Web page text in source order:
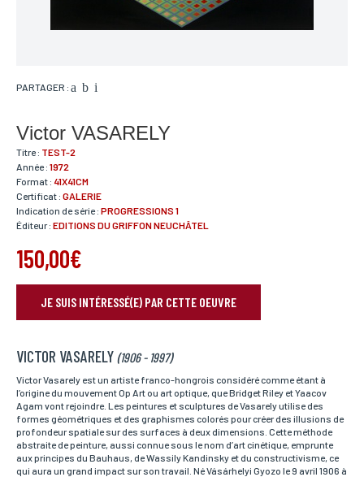
PARTAGER :
Victor VASARELY
Titre : TEST-2
Année : 1972
Format : 41X41CM
Certificat : GALERIE
Indication de série : PROGRESSIONS 1
Éditeur : EDITIONS DU GRIFFON NEUCHÂTEL
150,00€
JE SUIS INTÉRESSÉ(E) PAR CETTE OEUVRE
RÉSERVER VOTRE OEUVRE
Nom*
vous pouvez nous laisser vos nom et prénom.
Prénom*
Si vous souhaitez recevoir une réponse personnalisée,
vous pouvez nous laisser vos nom et prénom.
VICTOR VASARELY (1906 - 1997)
Victor Vasarely est un artiste franco-hongrois considéré comme étant à
l’origine du mouvement Op Art ou art optique, que Bridget Riley et Yaacov
Agam vont rejoindre. Les peintures et sculptures de Vasarely utilise des
formes géométriques et des graphismes colorés pour créer des illusions de
profondeur spatiale sur des surfaces à deux dimensions. Cette méthode
abstraite de peinture, aussi connue sous le nom d’art cinétique, emprunte
aux principes du Bauhaus, de Wassily Kandinsky et du constructivisme, ce
qui aura un grand impact sur son travail. Né Vásárhelyi Gyozo le 9 avril 1906 à